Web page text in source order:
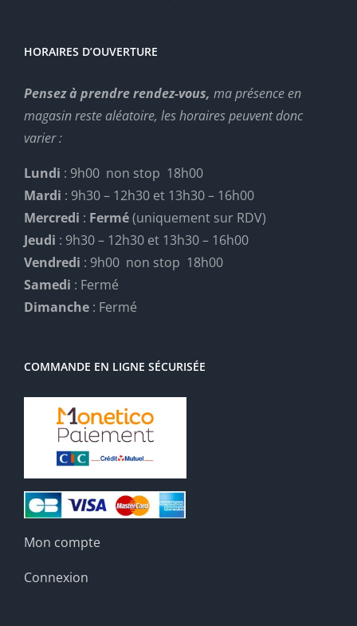
HORAIRES D’OUVERTURE
Pensez à prendre rendez-vous, ma présence en
magasin reste aléatoire, les horaires peuvent donc
varier :
Lundi : 9h00 non stop 18h00
Mardi : 9h30 – 12h30 et 13h30 – 16h00
Mercredi : Fermé(uniquement sur RDV)
Jeudi : 9h30 – 12h30 et 13h30 – 16h00
Vendredi : 9h00 non stop 18h00
Samedi : Fermé
Dimanche : Fermé
COMMANDE EN LIGNE SÉCURISÉE
Mon compte
Connexion